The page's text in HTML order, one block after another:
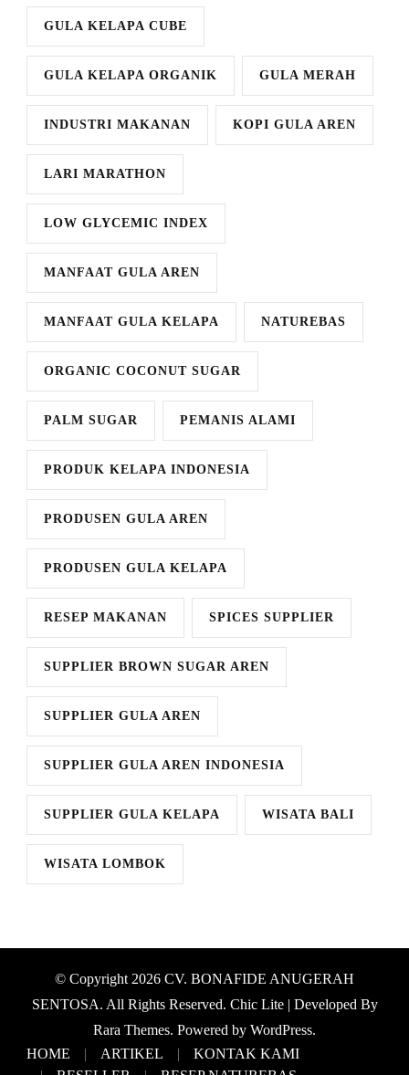
GULA KELAPA CUBE
GULA KELAPA ORGANIK GULA MERAH
INDUSTRI MAKANAN KOPI GULA AREN
LARI MARATHON
LOW GLYCEMIC INDEX
MANFAAT GULA AREN
MANFAAT GULA KELAPA NATUREBAS
ORGANIC COCONUT SUGAR
PALM SUGAR PEMANIS ALAMI
PRODUK KELAPA INDONESIA
PRODUSEN GULA AREN
PRODUSEN GULA KELAPA
RESEP MAKANAN SPICES SUPPLIER
SUPPLIER BROWN SUGAR AREN
SUPPLIER GULA AREN
SUPPLIER GULA AREN INDONESIA
SUPPLIER GULA KELAPA WISATA BALI
WISATA LOMBOK
© Copyright 2026 CV. BONAFIDE ANUGERAH
SENTOSA. All Rights Reserved. Chic Lite | Developed By
Rara Themes. Powered by WordPress.
HOME
ARTIKEL
KONTAK KAMI